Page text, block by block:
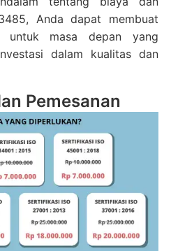
Anda dapat membuat
untuk masa depan yang
dalam kualitas dan
Pemesanan